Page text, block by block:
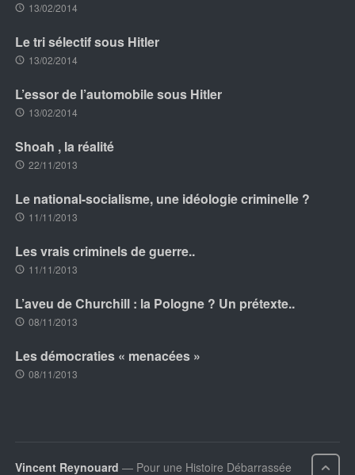
13/02/2014
Le tri sélectif sous Hitler
13/02/2014
L’essor de l’automobile sous Hitler
13/02/2014
Shoah , la réalité
22/11/2013
Le national-socialisme, une idéologie criminelle ?
11/11/2013
Les vrais criminels de guerre..
11/11/2013
L’aveu de Churchill : la Pologne ? Un prétexte..
08/11/2013
Les démocraties « menacées »
08/11/2013
Vincent Reynouard — Pour une Histoire Débarrassée